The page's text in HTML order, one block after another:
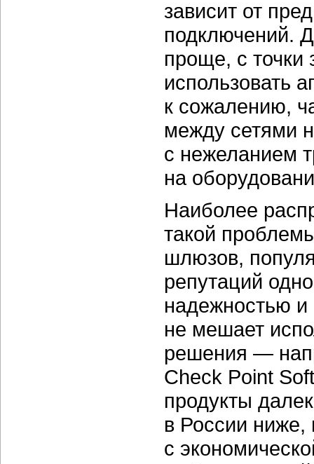
зависит от
подключений.
проще, с точки
использовать
к сожалению,
между сетями
с нежеланием
на
Наиболее
такой
шлюзов,
репутаций
надежностью и
не мешает
решения —
Check Point
продукты
в России
с